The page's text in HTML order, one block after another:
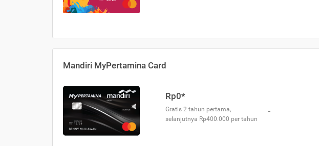
Mandiri MyPertamina Card
Rp0*
Gratis 2 tahun pertama,
selanjutnya Rp400.000 per tahun
-